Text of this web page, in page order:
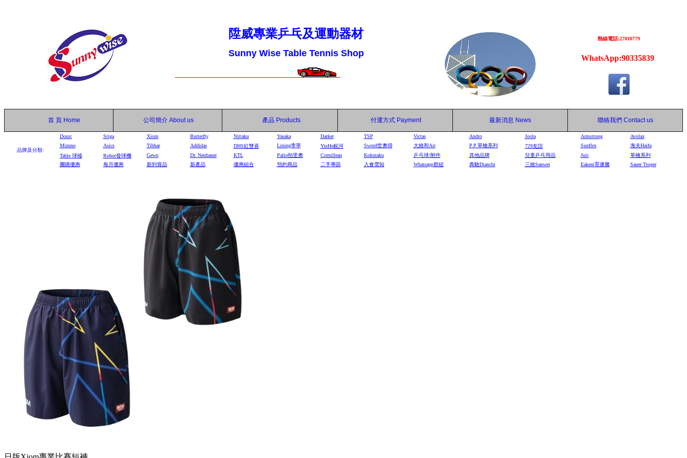
陞威專業乒乓及運動器材
Sunny Wise Table Tennis Shop
熱線電話:27810779
WhatsApp:90335839
首 頁 Home 公司簡介 About us 產品 Products 付運方式 Payment 最新消息 News 聯絡我們 Contact us
品牌及分類:
Donic Stiga Xiom Butterfly Nittaku Yasaka Darker TSP Victas Andro Joola Armstrong
Avolax
Mizuno
Asics Tibhar Addidas DHS紅雙喜 Lining李寧 YinHe銀河 Sword世奧得 大維和Air P.P.單檜系列 729友誼 Sunflex
海夫Haifu
Table 球檯 Robot發球機 Gewo Dr. Neubauer KTL Palio拍里奧 Cornilleau Kokutaku 乒乓球/附件 其他品牌 兒童乒乓用品 Juic
單檜系列
團購優惠
每月優惠 新到貨品 新產品 優惠組合 預約商品 二手專區 入會需知 Whatsapp群組 典馳Dianchi 三維Sanwei Eakent育康騰 Sauer Troger